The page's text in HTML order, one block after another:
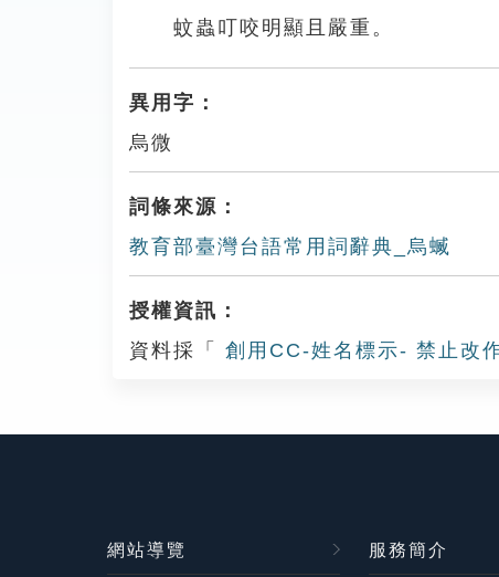
蚊蟲叮咬明顯且嚴重。
異用字：
烏微
詞條來源：
教育部臺灣台語常用詞辭典_烏蝛
授權資訊：
資料採「
創用CC-姓名標示- 禁止改
網站導覽 服務簡介